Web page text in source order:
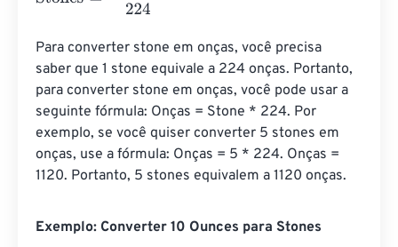
Para converter stone em onças, você precisa
saber que 1 stone equivale a 224 onças. Portanto,
para converter stone em onças, você pode usar a
seguinte fórmula: Onças = Stone * 224. Por
exemplo, se você quiser converter 5 stones em
onças, use a fórmula: Onças = 5 * 224. Onças =
1120. Portanto, 5 stones equivalem a 1120 onças.
Exemplo: Converter 10 Ounces para Stones